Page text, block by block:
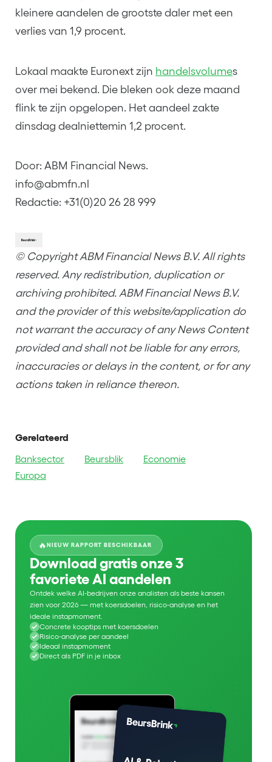
kleinere aandelen de grootste daler met een
verlies van 1,9 procent.
Lokaal maakte Euronext zijn handelsvolumes
over mei bekend. Die bleken ook deze maand
flink te zijn opgelopen. Het aandeel zakte
dinsdag dealniettemin 1,2 procent.
Door: ABM Financial News.
info@abmfn.nl
Redactie: +31(0)20 26 28 999
© Copyright ABM Financial News B.V. All rights
reserved. Any redistribution, duplication or
archiving prohibited. ABM Financial News B.V.
and the provider of this website/application do
not warrant the accuracy of any News Content
provided and shall not be liable for any errors,
inaccuracies or delays in the content, or for any
actions taken in reliance thereon.
Gerelateerd
Banksector
Beursblik
Economie
Europa
🔥NIEUW RAPPORT BESCHIKBAAR
Download gratis onze 3
favoriete AI aandelen
Ontdek welke AI-bedrijven onze analisten als beste kansen
zien voor 2026 — met koersdoelen, risico-analyse en het
ideale instapmoment.
Concrete kooptips met koersdoelen
Risico-analyse per aandeel
Ideaal instapmoment
Direct als PDF in je inbox